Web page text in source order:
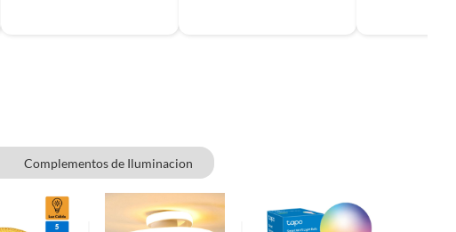
Complementos de Iluminacion